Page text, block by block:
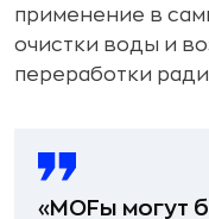
применение в
очистки воды и
переработки
«MOFы могут